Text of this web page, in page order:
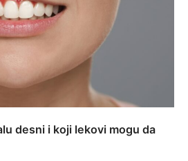
desni i koji lekovi mogu da